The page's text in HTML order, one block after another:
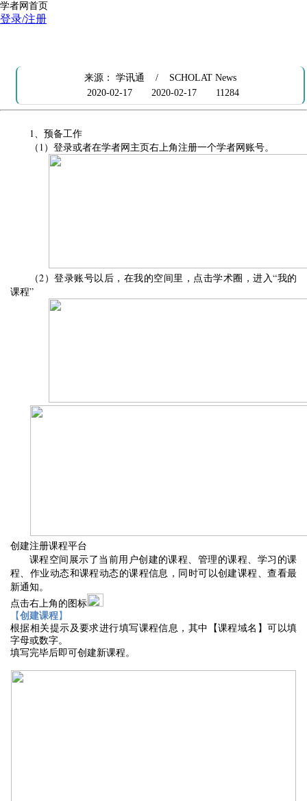
学者网首页
登录/注册
来源： 学讯通 / SCHOLAT News
2020-02-17
2020-02-17 11284
1、预备工作
（1） 登录或者在学者网主页右上角注册一个学者网账号。
（2）登录账号以后，在我的空间里， 点击学术圈，进入“我的
课程”
创建注册课程平台
课程空间展示了当前用户创建的课程、管理的课程、学习的课
程、作业动态和课程动态的课程信息，同时可以创建课程、查看最
新通知 。
点击右上角的图标
【创建课程】
根据相关提示及要求进行填写课程信息， 其中【课程域名】可以填
字母或数字。
填写完毕后即可创建新课程。